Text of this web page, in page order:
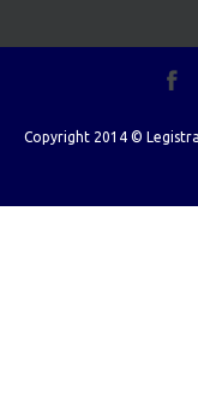
Copyright 2014 ©